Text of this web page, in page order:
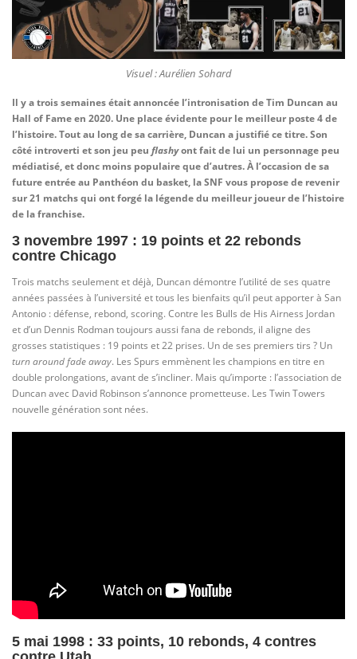
Visuel : Aurélien Sohard
Il y a trois semaines était annoncée l’intronisation de Tim Duncan au
Hall of Fame en 2020. Une place évidente pour le meilleur poste 4 de
l’histoire. Tout au long de sa carrière, Duncan a justifié ce titre. Son
côté introverti et son jeu peu flashyont fait de lui un personnage peu
médiatisé, et donc moins populaire que d’autres. À l’occasion de sa
future entrée au Panthéon du basket, la SNF vous propose de revenir
sur 21 matchs qui ont forgé la légende du meilleur joueur de l’histoire
de la franchise.
3 novembre 1997 : 19 points et 22 rebonds
contre Chicago
Trois matchs seulement et déjà, Duncan démontre l’utilité de ses quatre
années passées à l’université et tous les bienfaits qu’il peut apporter à San
Antonio : défense, rebond, scoring. Contre les Bulls de His Airness Jordan
et d’un Dennis Rodman toujours aussi fana de rebonds, il aligne des
grosses statistiques : 19 points et 22 prises. Un de ses premiers tirs ? Un
turn around fade away. Les Spurs emmènent les champions en titre en
double prolongations, avant de s’incliner. Mais qu’importe : l’association de
Duncan avec David Robinson s’annonce prometteuse. Les Twin Towers
nouvelle génération sont nées.
5 mai 1998 : 33 points, 10 rebonds, 4 contres